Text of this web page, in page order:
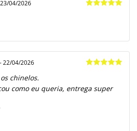
23/04/2026
22/04/2026
chinelos.
como eu queria, entrega super